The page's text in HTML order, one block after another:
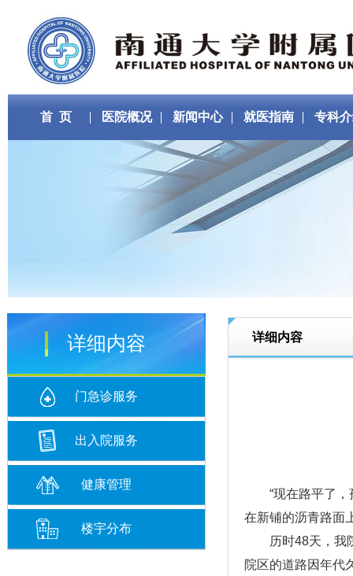
首 页 医院概况 新闻中心 就医指南 专科
详细内容
门急诊服务
出入院服务
健康管理
楼宇分布
详细内容
“现在路平了，孩
在新铺的沥青路面
历时48天，我院
院区的道路因年代